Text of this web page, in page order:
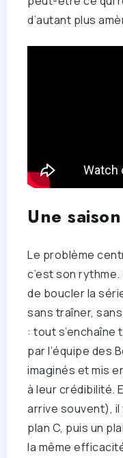
d’autant plus
Une
Le problème
c’est son
de boucler la
sans traîner,
: tout s’enchaîne
par l’équipe des
imaginés et mis
à leur crédibilité.
arrive souvent), il
plan C, puis un
la même